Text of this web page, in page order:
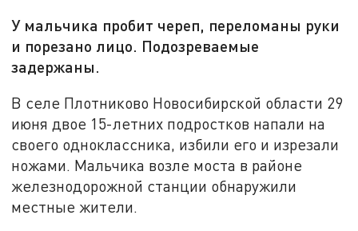
У мальчика пробит череп, переломаны руки
и порезано лицо. Подозреваемые
задержаны.
В селе Плотниково Новосибирской области 29
июня двое 15-летних подростков напали на
своего одноклассника, избили его и изрезали
ножами. Мальчика возле моста в районе
железнодорожной станции обнаружили
местные жители.